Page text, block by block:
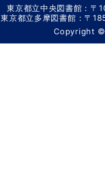
東京都立中央図書館：
東京都立多摩図書館：
Copyright ©